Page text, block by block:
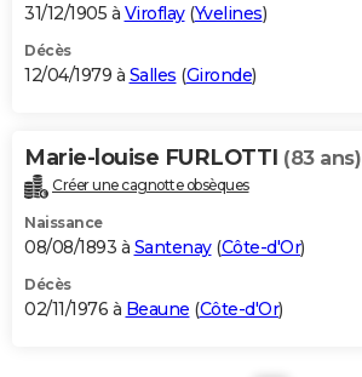
31/12/1905 à Viroflay(Yvelines)
Décès
12/04/1979 à Salles (Gironde)
Marie-louise FURLOTTI (83 ans)
Créer une cagnotte obsèques
Naissance
08/08/1893 à Santenay(Côte-d'Or)
Décès
02/11/1976 à Beaune (Côte-d'Or)